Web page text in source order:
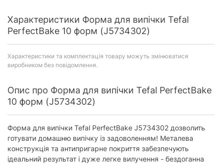
Характеристики Форма для випічки Tefal
PerfectBake 10 форм (J5734302)
Характеристики та комплектація товару можуть змінюватися
виробником без повідомлення.
Опис про Форма для випічки Tefal PerfectBake
10 форм (J5734302)
Форма для випічки Tefal PerfectBake J5734302 дозволить
готувати домашню випічку із задоволенням! Металева
конструкція та антипригарне покриття забезпечують
ідеальний результат і дуже легке вилучення - бездоганна